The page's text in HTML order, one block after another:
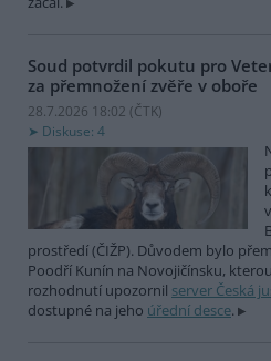
Soud potvrdil pokutu pro
za přemnožení zvěře v oboře
28.7.2026 18:02 (ČTK)
Diskuse: 4
prostředí (ČIŽP). Důvodem bylo
Poodří Kunín na Novojičínsku,
rozhodnutí upozornil server Česká
dostupné na jeho úřední desce.